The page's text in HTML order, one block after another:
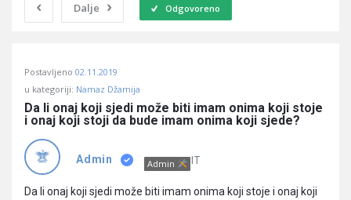
Dalje Odgovoreno
Učene
Latest
Pitanja
Postavljeno 02.11.2019
u kategoriji: Namaz Džamija
Da li onaj koji sjedi može biti imam onima koji stoje
i onaj koji stoji da bude imam onima koji sjede?
Admin Admin IT
Da li onaj koji sjedi može biti imam onima koji stoje i onaj koji